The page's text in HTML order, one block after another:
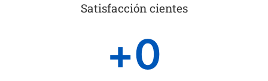
Satisfacción cientes
+0